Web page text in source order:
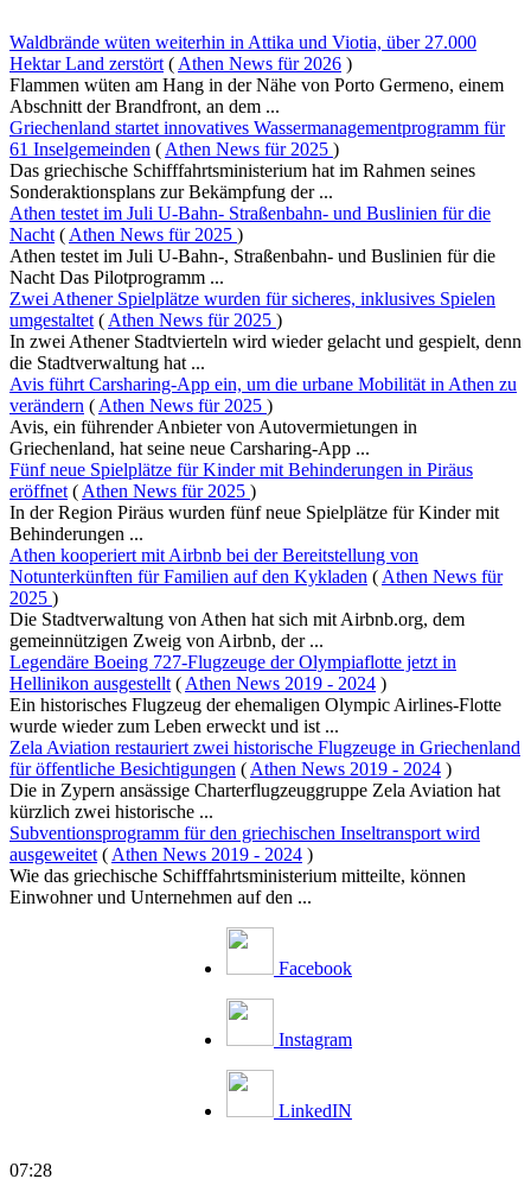
Waldbrände wüten weiterhin in Attika und Viotia, über 27.000
Hektar Land zerstört ( Athen News für 2026 )
Flammen wüten am Hang in der Nähe von Porto Germeno, einem
Abschnitt der Brandfront, an dem ...
Griechenland startet innovatives Wassermanagementprogramm für
61 Inselgemeinden ( Athen News für 2025 )
Das griechische Schifffahrtsministerium hat im Rahmen seines
Sonderaktionsplans zur Bekämpfung der ...
Athen testet im Juli U-Bahn- Straßenbahn- und Buslinien für die
Nacht ( Athen News für 2025 )
Athen testet im Juli U-Bahn-, Straßenbahn- und Buslinien für die
Nacht Das Pilotprogramm ...
Zwei Athener Spielplätze wurden für sicheres, inklusives Spielen
umgestaltet ( Athen News für 2025 )
In zwei Athener Stadtvierteln wird wieder gelacht und gespielt, denn
die Stadtverwaltung hat ...
Avis führt Carsharing-App ein, um die urbane Mobilität in Athen zu
verändern ( Athen News für 2025 )
Avis, ein führender Anbieter von Autovermietungen in
Griechenland, hat seine neue Carsharing-App ...
Fünf neue Spielplätze für Kinder mit Behinderungen in Piräus
eröffnet ( Athen News für 2025 )
In der Region Piräus wurden fünf neue Spielplätze für Kinder mit
Behinderungen ...
Athen kooperiert mit Airbnb bei der Bereitstellung von
Notunterkünften für Familien auf den Kykladen ( Athen News für
2025 )
Die Stadtverwaltung von Athen hat sich mit Airbnb.org, dem
gemeinnützigen Zweig von Airbnb, der ...
Legendäre Boeing 727-Flugzeuge der Olympiaflotte jetzt in
Hellinikon ausgestellt ( Athen News 2019 - 2024 )
Ein historisches Flugzeug der ehemaligen Olympic Airlines-Flotte
wurde wieder zum Leben erweckt und ist ...
Zela Aviation restauriert zwei historische Flugzeuge in Griechenland
für öffentliche Besichtigungen ( Athen News 2019 - 2024 )
Die in Zypern ansässige Charterflugzeuggruppe Zela Aviation hat
kürzlich zwei historische ...
Subventionsprogramm für den griechischen Inseltransport wird
ausgeweitet ( Athen News 2019 - 2024 )
Wie das griechische Schifffahrtsministerium mitteilte, können
Einwohner und Unternehmen auf den ...
Facebook
Instagram
LinkedIN
07:28